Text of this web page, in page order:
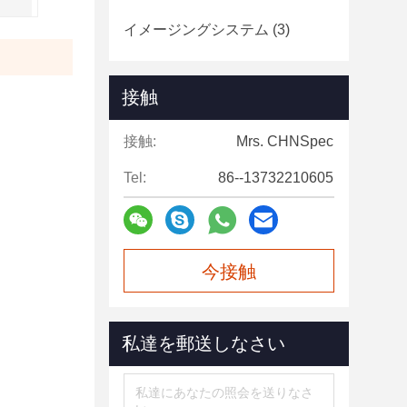
イメージングシステム (3)
接触
接触: Mrs. CHNSpec
Tel: 86--13732210605
今接触
私達を郵送しなさい